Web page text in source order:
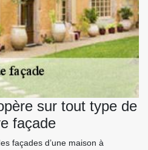
sur tout type de
façade
façades d’une maison à